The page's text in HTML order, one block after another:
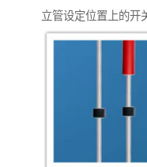
立管设定位置上的开